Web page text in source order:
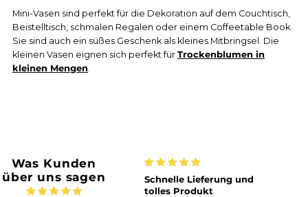
Mini-Vasen sind perfekt für die Dekoration auf dem Couchtisch,
Beistelltisch, schmalen Regalen oder einem Coffeetable Book.
Sie sind auch ein süßes Geschenk als kleines Mitbringsel. Die
kleinen Vasen eignen sich perfekt fürTrockenblumen in
kleinen Mengen.
Was Kunden
über uns sagen
Sehr schöne
Trockenblumen
Schnelle Lieferung und
tolles Produkt